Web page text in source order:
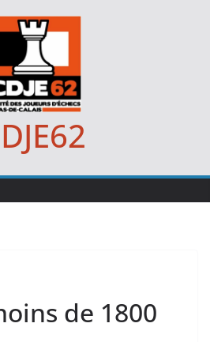
de 1800